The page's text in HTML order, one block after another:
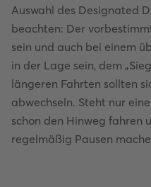
Auswahl des Designated
beachten: Der
sein und auch bei einem
in der Lage sein, dem
längeren Fahrten sollten
abwechseln. Steht nur
schon den Hinweg fahren
regelmäßig Pausen